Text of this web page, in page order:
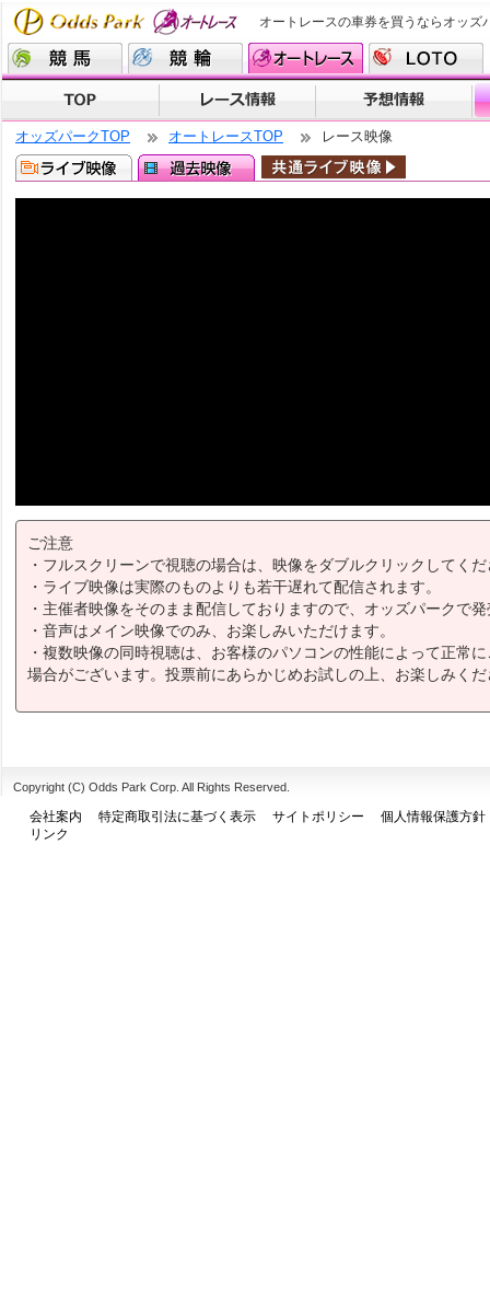
オートレースの車券を買うならオッズ
オッズパークTOP オートレースTOP レース映像
ご注意
・フルスクリーンで視聴の場合は、映像をダブルクリックしてく
・ライブ映像は実際のものよりも若干遅れて配信されます。
・主催者映像をそのまま配信しておりますので、オッズパークで
・音声はメイン映像でのみ、お楽しみいただけます。
・複数映像の同時視聴は、お客様のパソコンの性能によって正常
場合がございます。投票前にあらかじめお試しの上、お楽しみく
Copyright (C) Odds Park Corp. All Rights Reserved.
会社案内 特定商取引法に基づく表示 サイトポリシー
個人情報保護方針
リンク